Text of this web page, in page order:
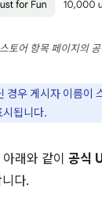
토어 항목 페이지의 공
경우 게시자 이름이
됩니다.
래와 같이 공식
다.